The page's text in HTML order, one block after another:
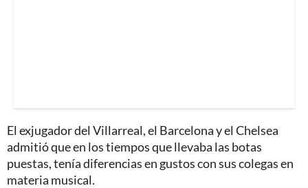
El exjugador del Villarreal, el Barcelona y el Chelsea
admitió que en los tiempos que llevaba las botas
puestas, tenía diferencias en gustos con sus colegas en
materia musical.